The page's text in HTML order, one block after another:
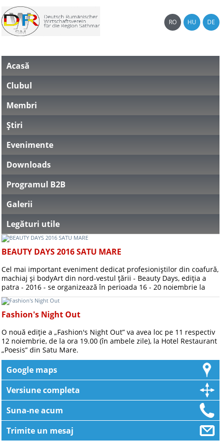
RO HU DE
Acasă
Clubul
Membri
Știri
Evenimente
Downloads
Programul B2B
Galerii
Legături utile
BEAUTY DAYS 2016 SATU MARE
Cel mai important eveniment dedicat profesioniştilor din coafură,
machiaj şi bodyArt din nord-vestul ţării - Beauty Days, ediţia a
patra - 2016 - se organizează în perioada 16 - 20 noiembrie la
Satu Mare, în clădirea Casei Meşteşugarilor.
Fashion's Night Out
O nouă ediție a „Fashion's Night Out” va avea loc pe 11 respectiv
12 noiembrie, de la ora 19.00 (în ambele zile), la Hotel Restaurant
„Poesis” din Satu Mare.
Google maps
Versiune completa
Suna-ne acum
Trimite un mesaj